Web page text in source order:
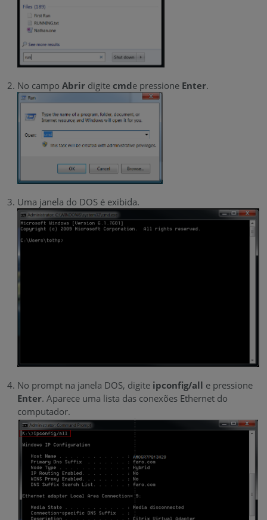
No campo Abrirdigite cmde pressione Enter.
Uma janela do DOS é exibida.
No prompt na janela DOS, digite ipconfig/all e pressione
Enter. Aparece uma lista das conexões Ethernet do
computador.